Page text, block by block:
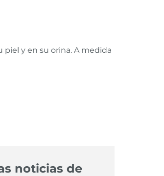
y en su orina. A medida
noticias de